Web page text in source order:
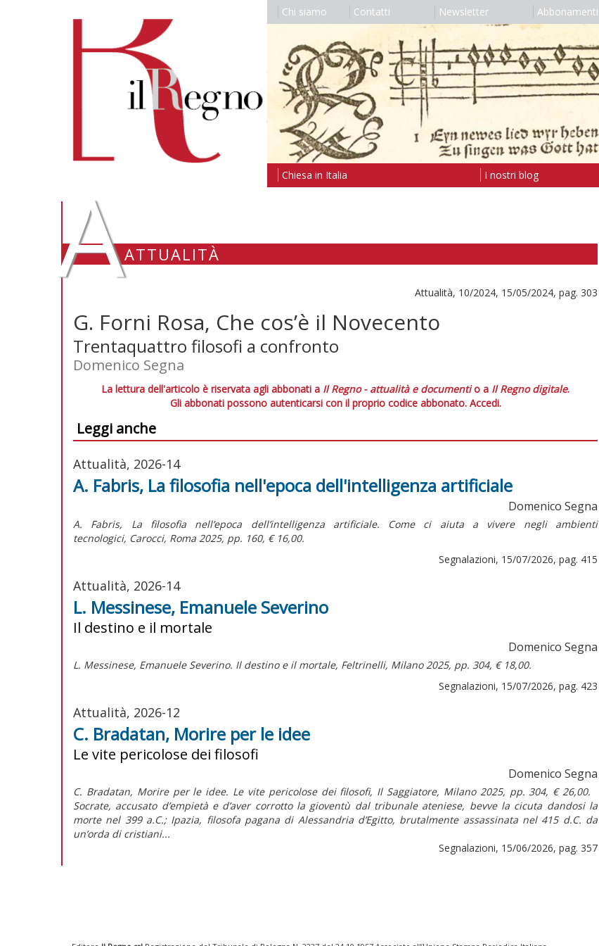
Chi siamo Contatti Newsletter Abbonamenti
Chiesa in Italia I nostri blog
AATTUALITÀ
Attualità, 10/2024, 15/05/2024, pag. 303
G. Forni Rosa, Che cos’è il Novecento
Trentaquattro filosofi a confronto
Domenico Segna
La lettura dell'articolo è riservata agli abbonati a Il Regno - attualità e documentio a Il Regno digitale.
Gli abbonati possono autenticarsi con il proprio codice abbonato. Accedi.
Leggi anche
Attualità, 2026-14
A. Fabris, La filosofia nell'epoca dell'intelligenza artificiale
Domenico Segna
A. Fabris, La filosofia nell’epoca dell’intelligenza artificiale. Come ci aiuta a vivere negli ambienti
tecnologici, Carocci, Roma 2025, pp. 160, € 16,00.
Segnalazioni, 15/07/2026, pag. 415
Attualità, 2026-14
L. Messinese, Emanuele Severino
Il destino e il mortale
Domenico Segna
L. Messinese, Emanuele Severino. Il destino e il mortale, Feltrinelli, Milano 2025, pp. 304, € 18,00.
Segnalazioni, 15/07/2026, pag. 423
Attualità, 2026-12
C. Bradatan, Morire per le idee
Le vite pericolose dei filosofi
Domenico Segna
C. Bradatan, Morire per le idee. Le vite pericolose dei filosofi, Il Saggiatore, Milano 2025, pp. 304, € 26,00.
Socrate, accusato d’empietà e d’aver corrotto la gioventù dal tribunale ateniese, bevve la cicuta dandosi la
morte nel 399 a.C.; Ipazia, filosofa pagana di Alessandria d’Egitto, brutalmente assassinata nel 415 d.C. da
un’orda di cristiani...
Segnalazioni, 15/06/2026, pag. 357